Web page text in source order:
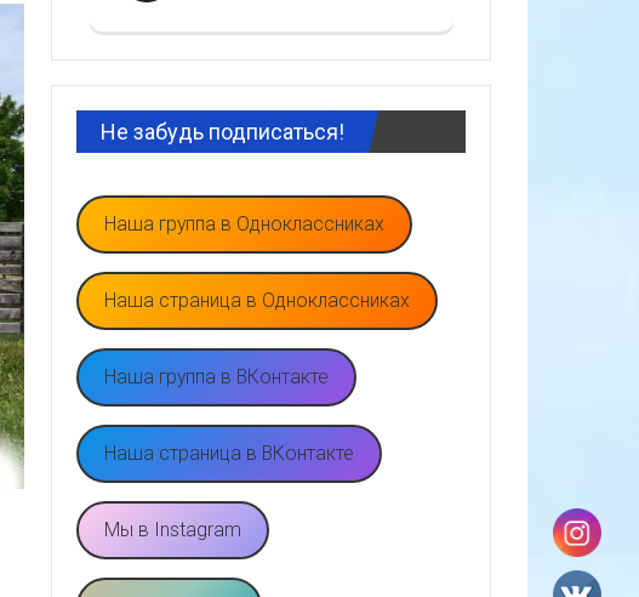
Не забудь подписаться!
Наша группа в Одноклассниках
Наша страница в Одноклассниках
Наша группа в ВКонтакте
Наша страница в ВКонтакте
Мы в Instagram